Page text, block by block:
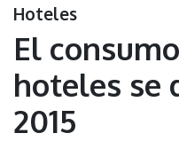
Hoteles
El
hoteles se
2015